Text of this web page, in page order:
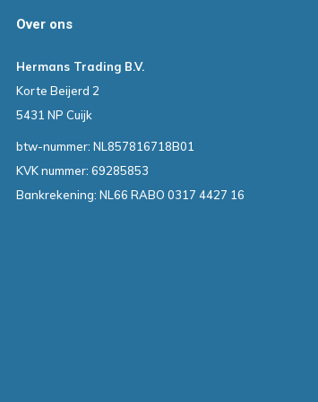
Over ons
Hermans Trading B.V.
Korte Beijerd 2
5431 NP Cuijk
btw-nummer: NL857816718B01
KVK nummer: 69285853
Bankrekening: NL66 RABO 0317 4427 16